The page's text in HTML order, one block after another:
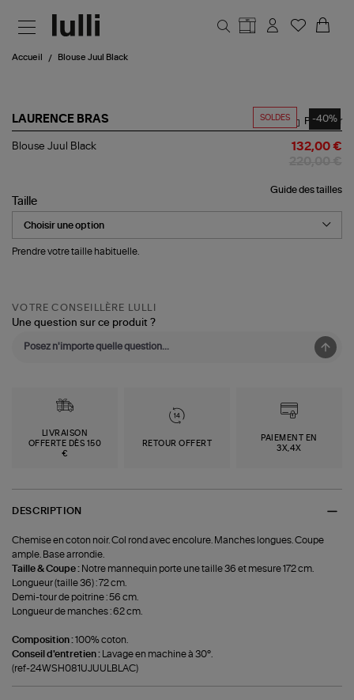
Accueil Blouse Juul Black
SOLDES -40%
LAURENCE BRAS
Blouse
Partager
Blouse Juul Black 132,00 €
Guide des tailles
Taille
Prendre votre taille habituelle.
VOTRE CONSEILLÈRE LULLI
Une question sur ce produit ?
LIVRAISON
OFFERTE DÈS 150
€
RETOUR OFFERT
PAIEMENT EN
3X,4X
DESCRIPTION
Chemise en coton noir. Col rond avec encolure. Manches longues. Coupe
ample. Base arrondie.
Taille & Coupe : Notre mannequin porte une taille 36 et mesure 172 cm.
Longueur (taille 36) : 72 cm.
Demi-tour de poitrine : 56 cm.
Longueur de manches : 62 cm.
Composition :100% coton.
Conseil d'entretien :
Lavage en machine à 30°.
(ref-24WSH081UJUULBLAC)